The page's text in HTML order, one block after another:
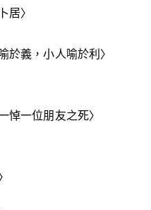
居〉
義，小人喻於利〉
悼一位朋友之死〉